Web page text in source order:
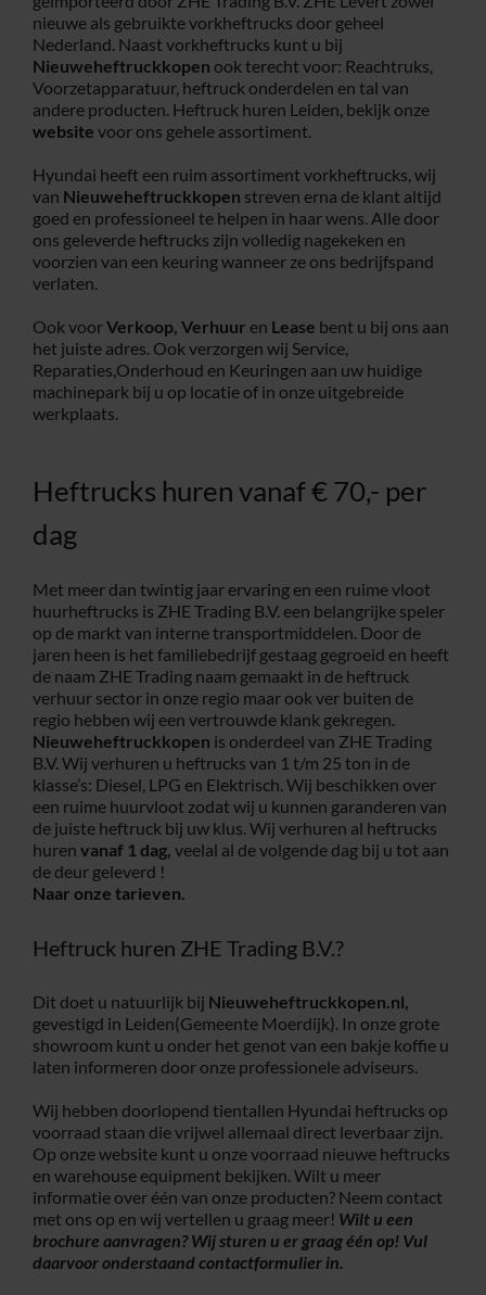
Contact
nieuwe als gebruikte vorkheftrucks door geheel
Nederland. Naast vorkheftrucks kunt u bij
Nieuweheftruckkopen ook terecht voor: Reachtruks,
Voorzetapparatuur, heftruck onderdelen en tal van
andere producten. Heftruck huren Leiden, bekijk onze
website voor ons gehele assortiment.
Hyundai heeft een ruim assortiment vorkheftrucks, wij
van Nieuweheftruckkopen streven erna de klant altijd
goed en professioneel te helpen in haar wens. Alle door
ons geleverde heftrucks zijn volledig nagekeken en
voorzien van een keuring wanneer ze ons bedrijfspand
verlaten.
Ook voorVerkoop, Verhuur en Lease bent u bij ons aan
het juiste adres. Ook verzorgen wij Service,
Reparaties,Onderhoud en Keuringen aan uw huidige
machinepark bij u op locatie of in onze uitgebreide
werkplaats.
Heftrucks huren vanaf € 70,- per
dag
Met meer dan twintig jaar ervaring en een ruime vloot
huurheftrucks is ZHE Trading B.V. een belangrijke speler
op de markt van interne transportmiddelen. Door de
jaren heen is het familiebedrijf gestaag gegroeid en heeft
de naam ZHE Trading naam gemaakt in de heftruck
verhuur sector in onze regio maar ook ver buiten de
regio hebben wij een vertrouwde klank gekregen.
Nieuweheftruckkopen is onderdeel van ZHE Trading
B.V. Wij verhuren u heftrucks van 1 t/m 25 ton in de
klasse’s: Diesel, LPG en Elektrisch. Wij beschikken over
een ruime huurvloot zodat wij u kunnen garanderen van
de juiste heftruck bij uw klus. Wij verhuren al heftrucks
huren vanaf 1 dag, veelal al de volgende dag bij u tot aan
de deur geleverd !
Naar onze tarieven.
Heftruck huren ZHE Trading B.V.?
Dit doet u natuurlijk bij Nieuweheftruckkopen.nl,
gevestigd in Leiden(Gemeente Moerdijk). In onze grote
showroom kunt u onder het genot van een bakje koffie u
laten informeren door onze professionele adviseurs.
Wij hebben doorlopend tientallen Hyundai heftrucks op
voorraad staan die vrijwel allemaal direct leverbaar zijn.
Op onze website kunt u onze voorraad nieuwe heftrucks
en warehouse equipment bekijken. Wilt u meer
informatie over één van onze producten? Neem contact
met ons op en wij vertellen u graag meer! Wilt u een
brochure aanvragen? Wij sturen u er graag één op! Vul
daarvoor onderstaandcontactformulierin.